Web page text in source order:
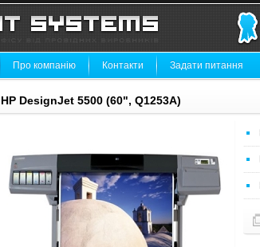
Про компанію Контакти Задати питання
HP DesignJet 5500 (60", Q1253A)